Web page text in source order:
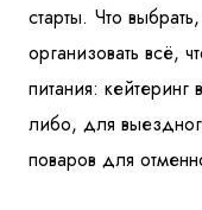
старты. Что
организовать всё,
питания: кейтеринг
либо, для
поваров для